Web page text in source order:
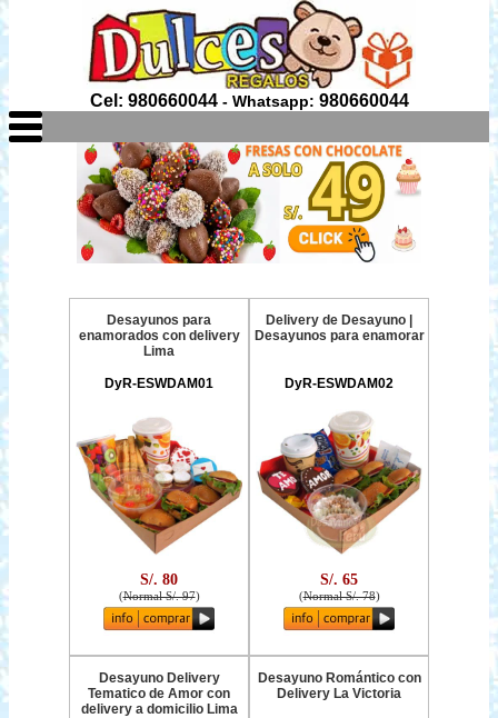
Cel: 980660044- Whatsapp: 980660044
Desayunos para
enamorados con delivery
Lima
DyR-ESWDAM01
S/. 80
(Normal S/. 97)
Delivery de Desayuno |
Desayunos para enamorar
DyR-ESWDAM02
S/. 65
(Normal S/. 78)
Desayuno Delivery
Tematico de Amor con
delivery a domicilio Lima
Desayuno Romántico con
Delivery La Victoria